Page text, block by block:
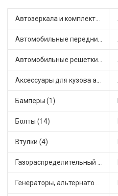
Автозеркала и комплектующие (2)
Автомобильные передние фары (6)
Автомобильные решетки на бамперы и радиаторы (1)
Аксессуары для кузова автомобиля (1)
Бамперы (1)
Болты (14)
Втулки (4)
Газораспределительный механизм (1)
Генераторы, альтернаторы и комплектующие (9)